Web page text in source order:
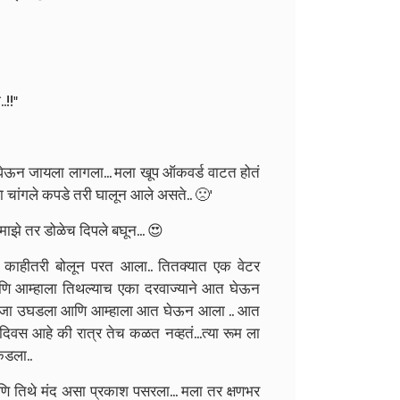
जायला लागला... मला खूप ऑकवर्ड वाटत होतं
चांगले कपडे तरी घालून आले असते.. 🙁'
तर डोळेच दिपले बघून... 😍
बोलून परत आला.. तितक्यात एक वेटर
तिथल्याच एका दरवाज्याने आत घेऊन
उघडला आणि आम्हाला आत घेऊन आला .. आत
आहे की रात्र तेच कळत नव्हतं...त्या रूम ला
मंद असा प्रकाश पसरला... मला तर क्षणभर